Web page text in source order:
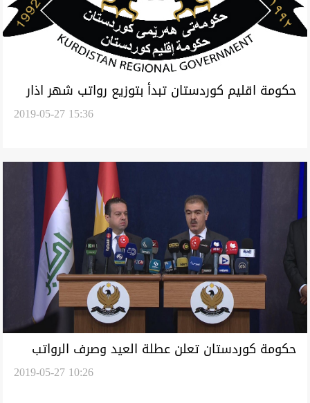
حكومة اقليم كوردستان تبدأ بتوزيع رواتب شهر اذار
2019-05-27 15:36
حكومة كوردستان تعلن عطلة العيد وصرف الرواتب
2019-05-27 10:26